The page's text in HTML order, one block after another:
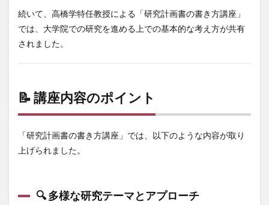
続いて、高橋学特任教授による「研究計画書の書き方講座」
では、大学院での研究を進める上での基本的な考え方が共有
されました。
📝 講座内容のポイント
「研究計画書の書き方講座」では、以下のような内容が取り
上げられました。
🔍 多様な研究テーマとアプローチ